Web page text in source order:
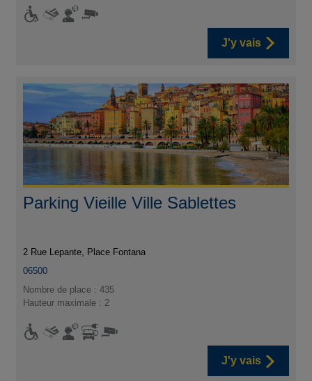
J'y vais
Parking Vieille Ville Sablettes
2 Rue Lepante, Place Fontana
06500
Nombre de place : 435
Hauteur maximale : 2
J'y vais